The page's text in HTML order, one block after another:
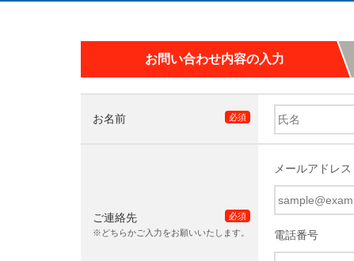
お問い合わせ内容の入力
お名前 必須
ご連絡先
必須
※どちらかご入力をお願いいたします。
メールアドレス
電話番号